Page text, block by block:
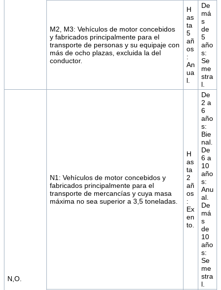
M2, M3: Vehículos de motor concebidos
y fabricados principalmente para el
transporte de personas y su equipaje con
más de ocho plazas, excluida la del
conductor.
H
as
ta
5
añ
os
:
An
ua
l.
De
má
s
de
5
año
s:
Se
me
stra
l.
N,O.
N1: Vehículos de motor concebidos y
fabricados principalmente para el
transporte de mercancías y cuya masa
máxima no sea superior a 3,5 toneladas.
H
as
ta
2
añ
os
:
Ex
en
to.
De
2 a
6
año
s:
Bie
nal.
De
6 a
10
año
s:
Anu
al.
De
má
s
de
10
año
s:
Se
me
stra
l.